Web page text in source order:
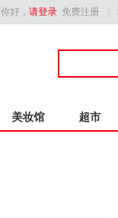
你好， 请登录 免费注册
美妆馆 超市